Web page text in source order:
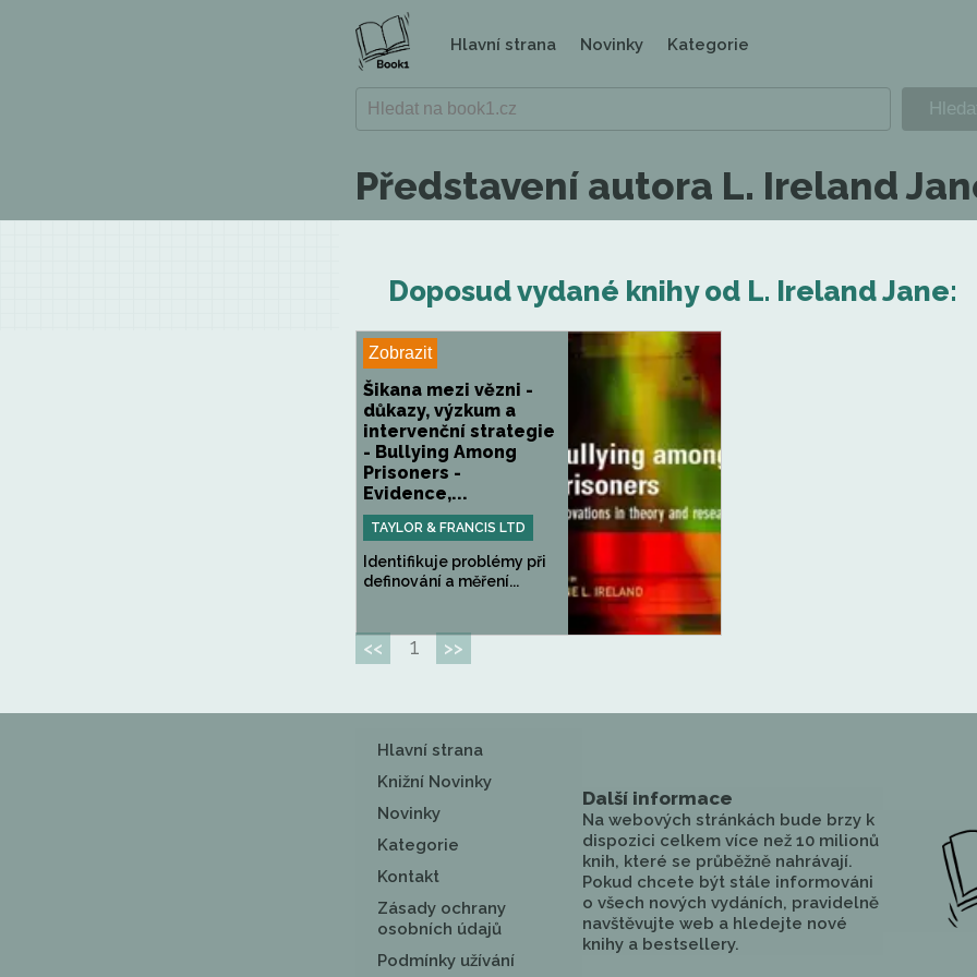
Hlavní strana Novinky Kategorie
Představení autora L. Ireland
Doposud vydané knihy od L. Ireland Jane:
Zobrazit
Šikana mezi vězni -
důkazy, výzkum a
intervenční strategie
- Bullying Among
Prisoners -
Evidence,...
TAYLOR & FRANCIS LTD
Identifikuje problémy při
definování a měření...
<< 1 >>
Hlavní strana
Knižní Novinky
Novinky
Kategorie
Kontakt
Zásady ochrany
osobních údajů
Podmínky užívání
Další informace
Na webových stránkách bude brzy k
dispozici celkem více než 10 milionů
knih, které se průběžně nahrávají.
Pokud chcete být stále informováni
o všech nových vydáních, pravidelně
navštěvujte web a hledejte nové
knihy a bestsellery.